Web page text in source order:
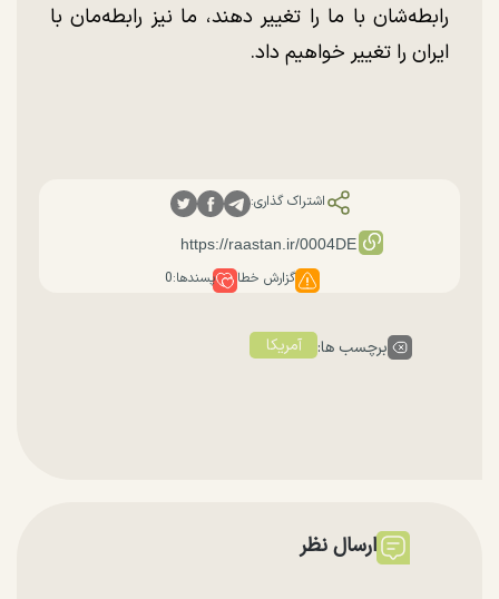
رابطه‌شان با ما را تغییر دهند، ما نیز رابطه‌مان با
ایران را تغییر خواهیم داد.
اشتراک گذاری:
گزارش خطا پسندها:0
برچسب ها: آمریکا
ارسال نظر